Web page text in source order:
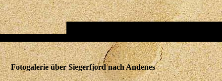
Fotogalerie über Siegerfjord nach Andenes